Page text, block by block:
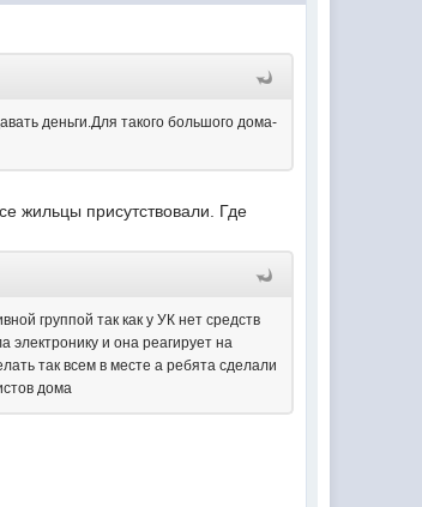
деньги.Для такого большого дома-
жильцы присутствовали. Где
группой так как у УК нет средств
электронику и она реагирует на
так всем в месте а ребята сделали
дома